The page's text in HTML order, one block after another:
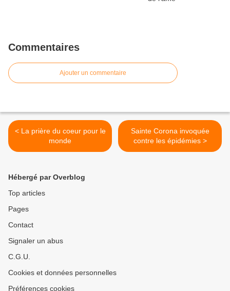
Commentaires
Ajouter un commentaire
< La prière du coeur pour le
monde
Sainte Corona invoquée
contre les épidémies >
Hébergé par Overblog
Top articles
Pages
Contact
Signaler un abus
C.G.U.
Cookies et données personnelles
Préférences cookies